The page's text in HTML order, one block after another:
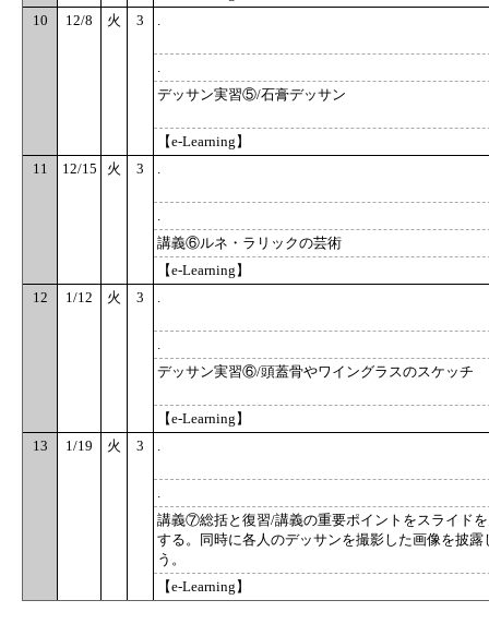
10
12/8 火 3 .
.
デッサン実習⑤/石膏デッサン
【e-Learning】
11
12/15 火 3 .
.
講義⑥ルネ・ラリックの芸術
【e-Learning】
12
1/12 火 3 .
.
デッサン実習⑥/頭蓋骨やワイングラスのスケッチ
【e-Learning】
13
1/19 火 3 .
.
講義⑦総括と復習/講義の重要ポイントをスライド
する。同時に各人のデッサンを撮影した画像を披露
う。
【e-Learning】